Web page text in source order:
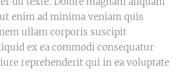
enim ad minima veniam quis
ullam corporis suscipit
ex ea commodi consequatur
reprehenderit qui in ea voluptate